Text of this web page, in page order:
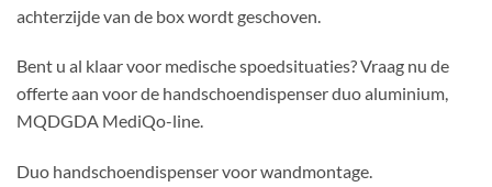
achterzijde van de box wordt geschoven.
Bent u al klaar voor medische spoedsituaties? Vraag nu de
offerte aan voor de handschoendispenser duo aluminium,
MQDGDA MediQo-line.
Duo handschoendispenser voor wandmontage.